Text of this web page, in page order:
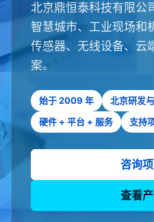
北京鼎恒泰科技有限
智慧城市、工业现场和
传感器、无线设备、云
案。
始于 2009 年 北京研发
硬件 + 平台 + 服务
支持
咨询
查看